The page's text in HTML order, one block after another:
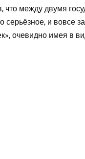
что между двумя
серьёзное, и вовсе
очевидно имея в